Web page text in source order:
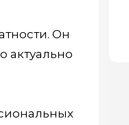
Он
актуально